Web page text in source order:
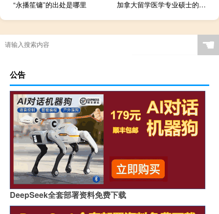
“永播笙镛”的出处是哪里
加拿大留学医学专业硕士的申请条件
☚
公告
DeepSeek全套部署资料免费下载